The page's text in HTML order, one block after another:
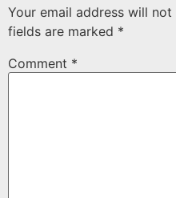
Your email address will not
fields are marked *
Comment *